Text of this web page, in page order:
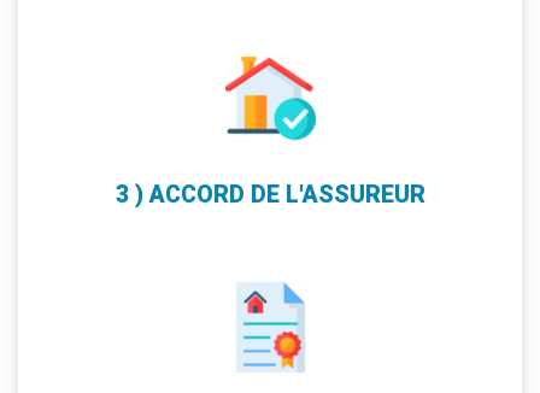
3 ) ACCORD DE L'ASSUREUR